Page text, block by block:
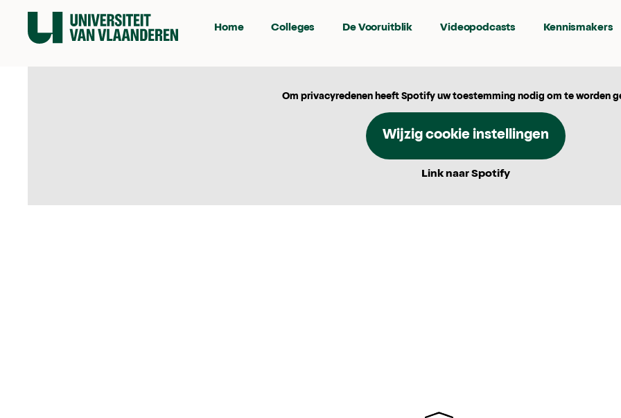
Home Colleges De Vooruitblik Videopodcasts Kennismakers
Om privacyredenen heeft Spotify uw toestemming nodig om te worden
Wijzig cookie instellingen
Link naar Spotify